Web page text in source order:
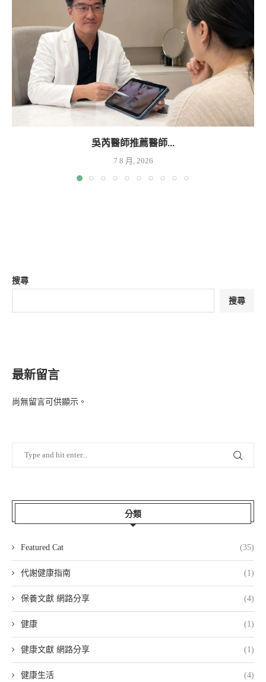
吳芮醫師推薦醫師...
7 8 月, 2026
搜尋
搜尋
最新留言
尚無留言可供顯示。
分類
Featured Cat (35)
代謝健康指南 (1)
保養文獻 網路分享 (4)
健康 (1)
健康文獻 網路分享 (1)
健康生活 (4)